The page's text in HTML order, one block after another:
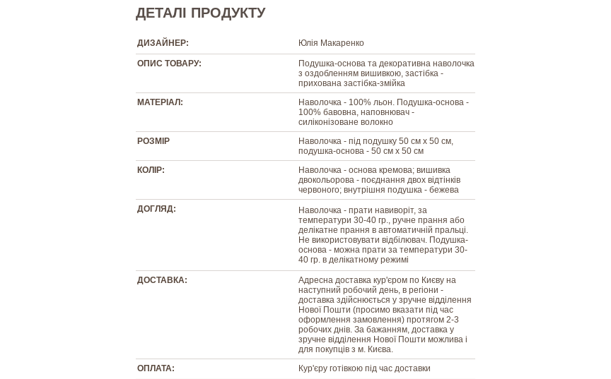
ДЕТАЛІ ПРОДУКТУ
ДИЗАЙНЕР: Юлія Макаренко
ОПИС ТОВАРУ:
Подушка-основа та декоративна наволочка
з оздобленням вишивкою, застібка -
прихована застібка-змійка
МАТЕРІАЛ:
Наволочка - 100% льон. Подушка-основа -
100% бавовна, наповнювач -
силіконізоване волокно
РОЗМІР
Наволочка - під подушку 50 см х 50 см,
подушка-основа - 50 см х 50 см
КОЛІР:
Наволочка - основа кремова; вишивка
двокольорова - поєднання двох відтінків
червоного; внутрішня подушка - бежева
ДОГЛЯД:
Наволочка - прати навиворіт, за
температури 30-40 гр., ручне прання або
делікатне прання в автоматичній пральці.
Не використовувати відбілювач. Подушка-
основа - можна прати за температури 30-
40 гр. в делікатному режимі
ДОСТАВКА:
Адресна доставка кур'єром по Києву на
наступний робочий день, в регіони -
доставка здійснюється у зручне відділення
Нової Пошти (просимо вказати під час
оформлення замовлення) протягом 2-3
робочих днів. За бажанням, доставка у
зручне відділення Нової Пошти можлива і
для покупців з м. Києва.
ОПЛАТА:
Кур'єру готівкою під час доставки